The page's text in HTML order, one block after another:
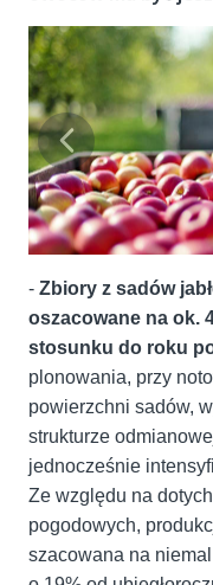
- Zbiory z sadów
oszacowane na ok.
stosunku do roku
plonowania, przy
powierzchni sadów,
strukturze
jednocześnie
Ze względu na
pogodowych,
szacowana na